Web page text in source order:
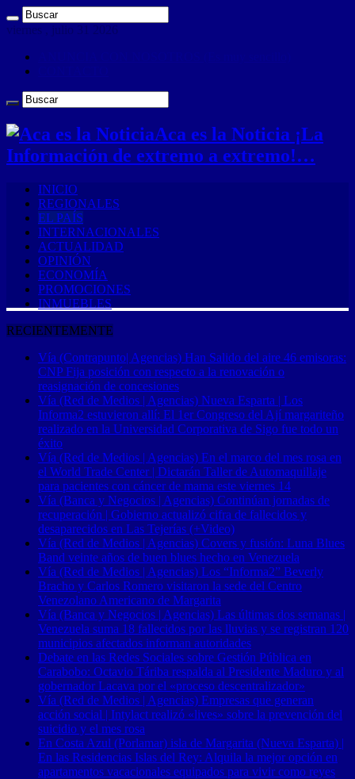
viernes , julio 31 2026
Aca es la Noticia ¡La
Información de extremo a extremo!…
INICIO
REGIONALES
EL PAÍS
INTERNACIONALES
ACTUALIDAD
OPINIÓN
ECONOMÍA
PROMOCIONES
INMUEBLES
RECIENTEMENTE
Vía (Contrapunto| Agencias) Han Salido del aire 46 emisoras:
CNP Fija posición con respecto a la renovación o
reasignación de concesiones
Vía (Red de Medios | Agencias) Nueva Esparta | Los
Informa2 estuvieron allí: El 1er Congreso del Ají margariteño
realizado en la Universidad Corporativa de Sigo fue todo un
éxito
Vía (Red de Medios | Agencias) En el marco del mes rosa en
el World Trade Center | Dictarán Taller de Automaquillaje
para pacientes con cáncer de mama este viernes 14
Vía (Banca y Negocios | Agencias) Continúan jornadas de
recuperación | Gobierno actualizó cifra de fallecidos y
desaparecidos en Las Tejerías (+Video)
Vía (Red de Medios | Agencias) Covers y fusión: Luna Blues
Band veinte años de buen blues hecho en Venezuela
Vía (Red de Medios | Agencias) Los “Informa2” Beverly
Bracho y Carlos Romero visitaron la sede del Centro
Venezolano Americano de Margarita
Vía (Banca y Negocios | Agencias) Las últimas dos semanas |
Venezuela suma 18 fallecidos por las lluvias y se registran 120
municipios afectados informan autoridades
Debate en las Redes Sociales sobre Gestión Pública en
Carabobo: Octavio Táriba respalda al Presidente Maduro y al
gobernador Lacava por el «proceso descentralizador»
Vía (Red de Medios | Agencias) Empresas que generan
acción social | Intylact realizó «lives» sobre la prevención del
suicidio y el mes rosa
En Costa Azul (Porlamar) isla de Margarita (Nueva Esparta) |
En las Residencias Islas del Rey: Alquila la mejor opción en
apartamentos vacacionales equipados para vivir como reyes